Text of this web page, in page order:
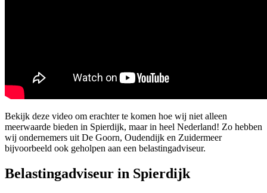
Bekijk deze video om erachter te komen hoe wij niet alleen
meerwaarde bieden in Spierdijk, maar in heel Nederland! Zo hebben
wij ondernemers uit De Goorn, Oudendijk en Zuidermeer
bijvoorbeeld ook geholpen aan een belastingadviseur.
Belastingadviseur in Spierdijk